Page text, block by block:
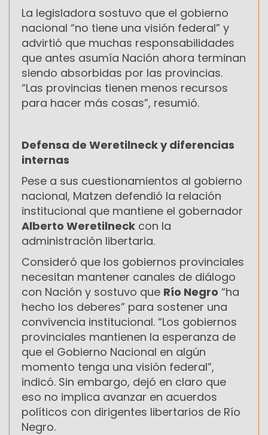
La legisladora sostuvo que el gobierno
nacional “no tiene una visión federal” y
advirtió que muchas responsabilidades
que antes asumía Nación ahora terminan
siendo absorbidas por las provincias.
“Las provincias tienen menos recursos
para hacer más cosas”, resumió.
Defensa de Weretilneck y diferencias
internas
Pese a sus cuestionamientos al gobierno
nacional, Matzen defendió la relación
institucional que mantiene el gobernador
Alberto Weretilneck con la
administración libertaria.
Consideró que los gobiernos provinciales
necesitan mantener canales de diálogo
con Nación y sostuvo que Río Negro “ha
hecho los deberes” para sostener una
convivencia institucional. “Los gobiernos
provinciales mantienen la esperanza de
que el Gobierno Nacional en algún
momento tenga una visión federal”,
indicó. Sin embargo, dejó en claro que
eso no implica avanzar en acuerdos
políticos con dirigentes libertarios de Río
Negro.